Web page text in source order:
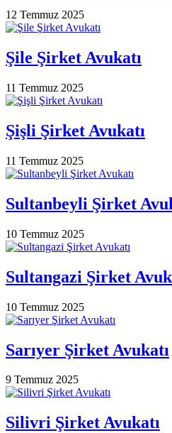
12 Temmuz 2025
Şile Şirket Avukatı
11 Temmuz 2025
Şişli Şirket Avukatı
11 Temmuz 2025
Sultanbeyli Şirket
10 Temmuz 2025
Sultangazi Şirket
10 Temmuz 2025
Sarıyer Şirket Avukatı
9 Temmuz 2025
Silivri Şirket Avukatı